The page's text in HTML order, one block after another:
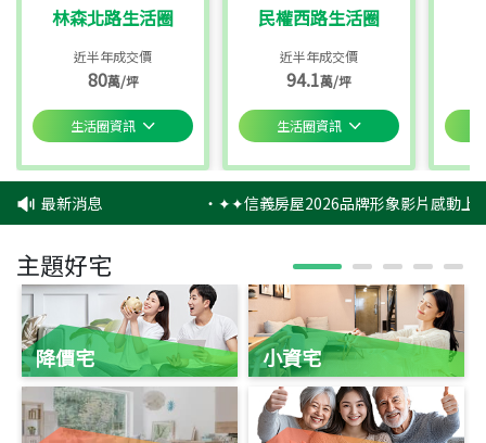
林森北路生活圈
近半年成交價
80萬/坪
生活圈資訊
民權西路生活圈
近半年成交價
94.1萬/坪
生活圈資訊
最新消息 ‧✦✦信義房屋2026品牌形象影片感動上
主題好宅
降價宅 小資宅